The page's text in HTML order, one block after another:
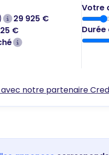
29 925 €
€
Votre
notre partenaire